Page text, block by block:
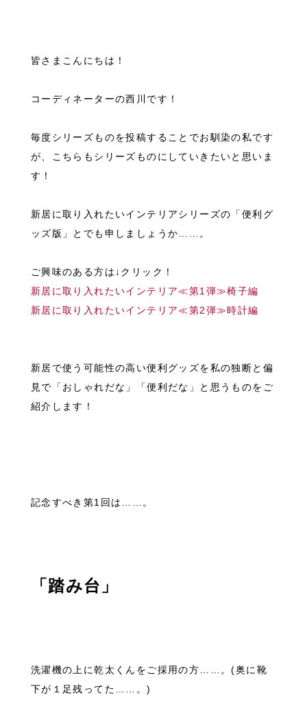
皆さまこんにちは！
コーディネーターの西川です！
毎度シリーズものを投稿することでお馴染の私です
が、こちらもシリーズものにしていきたいと思いま
す！
新居に取り入れたいインテリアシリーズの「便利グ
ッズ版」とでも申しましょうか……。
ご興味のある方は↓クリック！
新居に取り入れたいインテリア≪第1弾≫椅子編
新居に取り入れたいインテリア≪第2弾≫時計編
新居で使う可能性の高い便利グッズを私の独断と偏
見で「おしゃれだな」「便利だな」と思うものをご
紹介します！
記念すべき第1回は……。
「踏み台」
洗濯機の上に乾太くんをご採用の方……。(奥に靴
下が１足残ってた……。)